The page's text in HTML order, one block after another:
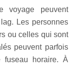
voyage peuvent
Les personnes
ou celles qui sont
peuvent parfois
fuseau horaire. À